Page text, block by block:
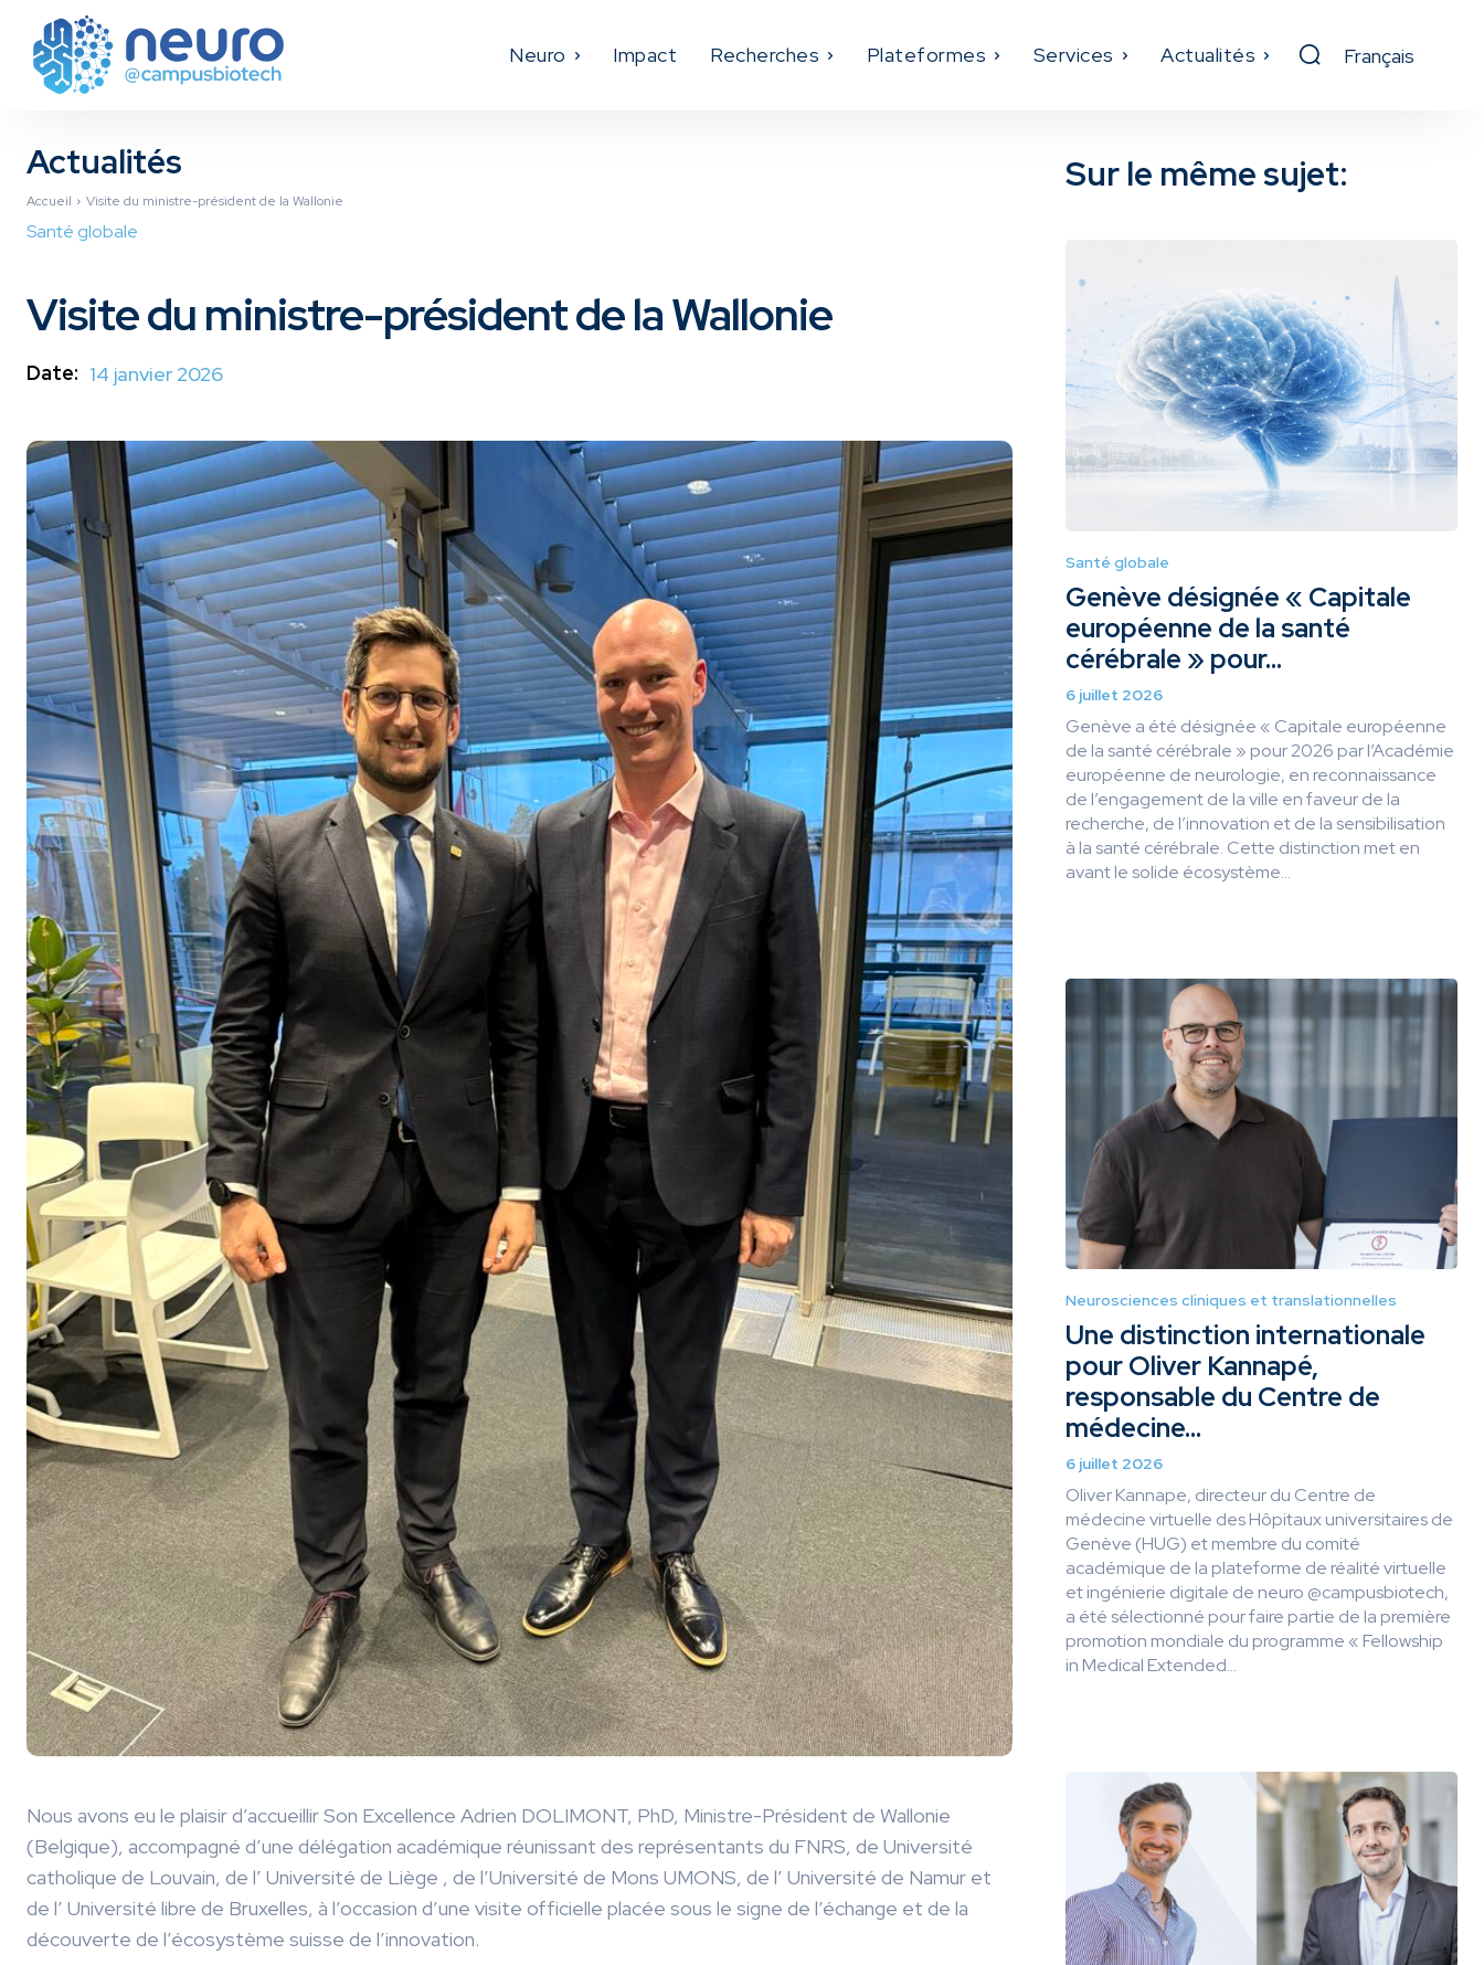
Neuro Impact Recherches Plateformes Services Actualités
Actualités
Accueil Visite du ministre-président de la Wallonie
Santé globale
Visite du ministre-président de la Wallonie
Date: 14 janvier 2026
Nous avons eu le plaisir d’accueillir Son Excellence Adrien DOLIMONT, PhD, Ministre-Président de Wallonie
(Belgique), accompagné d’une délégation académique réunissant des représentants du FNRS, de Université
catholique de Louvain, de l’ Université de Liège , de l’Université de Mons UMONS, de l’ Université de Namur et
de l’ Université libre de Bruxelles, à l’occasion d’une visite officielle placée sous le signe de l’échange et de la
découverte de l’écosystème suisse de l’innovation.
Sur le même sujet:
Santé globale
Genève désignée « Capitale
européenne de la santé
cérébrale » pour...
6 juillet 2026
Genève a été désignée « Capitale européenne
de la santé cérébrale » pour 2026 par l’Académie
européenne de neurologie, en reconnaissance
de l’engagement de la ville en faveur de la
recherche, de l’innovation et de la sensibilisation
à la santé cérébrale. Cette distinction met en
avant le solide écosystème...
Neurosciences cliniques et translationnelles
Une distinction internationale
pour Oliver Kannapé,
responsable du Centre de
médecine...
6 juillet 2026
Oliver Kannape, directeur du Centre de
médecine virtuelle des Hôpitaux universitaires de
Genève (HUG) et membre du comité
académique de la plateforme de réalité virtuelle
et ingénierie digitale de neuro @campusbiotech,
a été sélectionné pour faire partie de la première
promotion mondiale du programme « Fellowship
in Medical Extended...